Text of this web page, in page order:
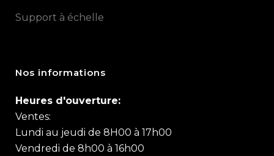
Support à échelle
Nos informations
Heures d'ouverture:
Ventes:
Lundi au jeudi de 8H00 à 17h00
Vendredi de 8h00 à 16h00